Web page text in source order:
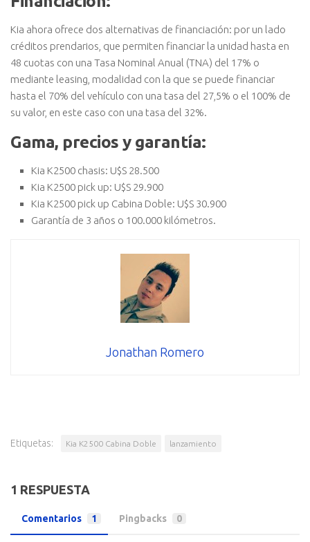
Kia ahora ofrece dos alternativas de financiación: por un lado
créditos prendarios, que permiten financiar la unidad hasta en
48 cuotas con una Tasa Nominal Anual (TNA) del 17% o
mediante leasing, modalidad con la que se puede financiar
hasta el 70% del vehículo con una tasa del 27,5% o el 100% de
su valor, en este caso con una tasa del 32%.
Gama, precios y garantía:
Kia K2500 chasis: U$S 28.500
Kia K2500 pick up: U$S 29.900
Kia K2500 pick up Cabina Doble: U$S 30.900
Garantía de 3 años o 100.000 kilómetros.
Jonathan Romero
Etiquetas: Kia K2500 Cabina Doble lanzamiento
1 RESPUESTA
Comentarios 1 Pingbacks 0